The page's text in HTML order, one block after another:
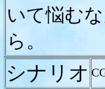
いて悩む
ら。
シナリオ